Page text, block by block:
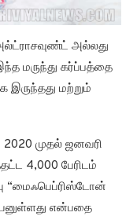
அல்லது
மருந்து கர்ப்பத்தை
இருந்தது மற்றும்
2020 முதல் ஜனவரி
4,000 பேரிடம்
“மைஃபெப்ரிஸ்டோன்
என்பதை